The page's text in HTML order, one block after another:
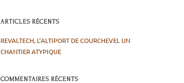
ARTICLES RÉCENTS
REVALTECH, L’ALTIPORT DE COURCHEVEL UN
CHANTIER ATYPIQUE
COMMENTAIRES RÉCENTS